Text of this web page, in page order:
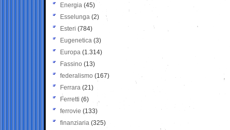
Energia (45)
Esselunga (2)
Esteri (784)
Eugenetica (3)
Europa (1.314)
Fassino (13)
federalismo (167)
Ferrara (21)
Ferretti (6)
ferrovie (133)
finanziaria (325)